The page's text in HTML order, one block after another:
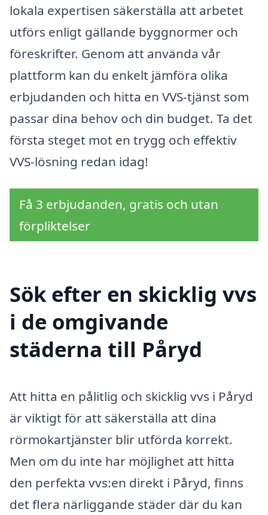
lokala expertisen säkerställa att arbetet
utförs enligt gällande byggnormer och
föreskrifter. Genom att använda vår
plattform kan du enkelt jämföra olika
erbjudanden och hitta en VVS-tjänst som
passar dina behov och din budget. Ta det
första steget mot en trygg och effektiv
VVS-lösning redan idag!
Få 3 erbjudanden, gratis och utan
förpliktelser
Sök efter en skicklig vvs
i de omgivande
städerna till Påryd
Att hitta en pålitlig och skicklig vvs i Påryd
är viktigt för att säkerställa att dina
rörmokartjänster blir utförda korrekt.
Men om du inte har möjlighet att hitta
den perfekta vvs:en direkt i Påryd, finns
det flera närliggande städer där du kan